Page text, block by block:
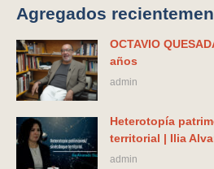
Agregados
OCTAVIO
años
admin
Heterotopía
territorial | Ilia
admin